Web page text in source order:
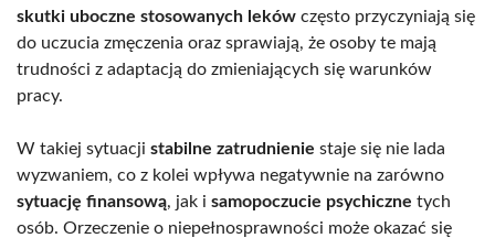
skutki uboczne stosowanych leków często przyczyniają się
do uczucia zmęczenia oraz sprawiają, że osoby te mają
trudności z adaptacją do zmieniających się warunków
pracy.
W takiej sytuacji stabilne zatrudnienie staje się nie lada
wyzwaniem, co z kolei wpływa negatywnie na zarówno
sytuację finansową, jak i samopoczucie psychiczne tych
osób. Orzeczenie o niepełnosprawności może okazać się